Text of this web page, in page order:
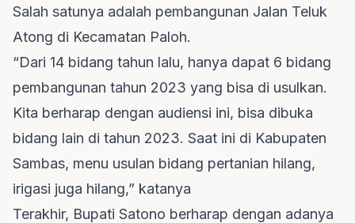
Salah satunya adalah pembangunan Jalan Teluk
Atong di Kecamatan Paloh.
“Dari 14 bidang tahun lalu, hanya dapat 6 bidang
pembangunan tahun 2023 yang bisa di usulkan.
Kita berharap dengan audiensi ini, bisa dibuka
bidang lain di tahun 2023. Saat ini di Kabupaten
Sambas, menu usulan bidang pertanian hilang,
irigasi juga hilang,” katanya
Terakhir, Bupati Satono berharap dengan adanya